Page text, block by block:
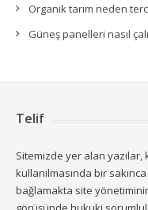
Organik tarım neden
Güneş panelleri nasıl
Telif
Sitemizde yer alan yazılar,
kullanılmasında bir
bağlamakta site